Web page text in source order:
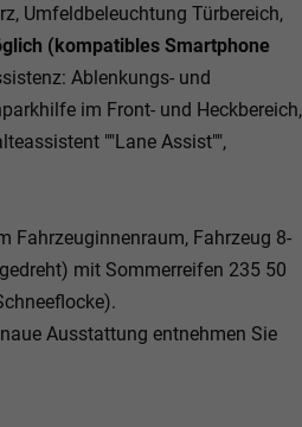
Umfeldbeleuchtung Türbereich,
(kompatibles Smartphone
Ablenkungs- und
im Front- und Heckbereich,
""Lane Assist"",
Fahrzeuginnenraum, Fahrzeug 8-
mit Sommerreifen 235 50
Ausstattung entnehmen Sie